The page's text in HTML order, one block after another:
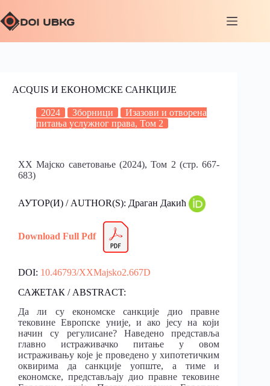
ACQUIS И ЕКОНОМСКЕ САНКЦИЈЕ
2024 Зборници
Изазови и отворена
питања услужног права, Том 2
XX Мајско саветовање (2024), Том 2 (стр. 667-
683)
АУТОР(И) / AUTHOR(S): Драган Дакић
Download Full Pdf
DOI: 10.46793/XXMajsko2.667D
САЖЕТАК / ABSTRACT:
Да ли су економске санкције дио правне
тековине Европске уније, и ако јесу на који
начин су регулисане? Наведено представља
главно истраживачко питање у овом
истраживању које је проведено у хипотетичким
оквирима да санкције уопште, а тиме и
економске, представљају дио правне тековине